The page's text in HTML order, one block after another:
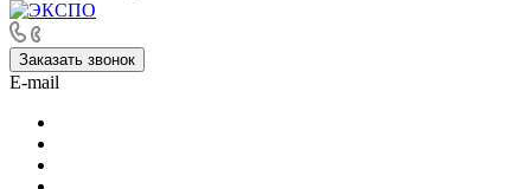
Заказать звонок
E-mail